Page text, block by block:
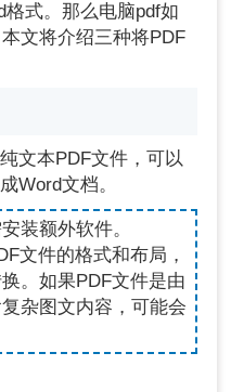
式。那么电脑pdf如
文将介绍三种将PDF
文本PDF文件，可以
Word文档。
装额外软件。
文件的格式和布局，
。如果PDF文件是由
杂图文内容，可能会